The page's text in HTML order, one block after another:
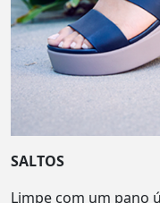
SALTOS
Limpe com um pano